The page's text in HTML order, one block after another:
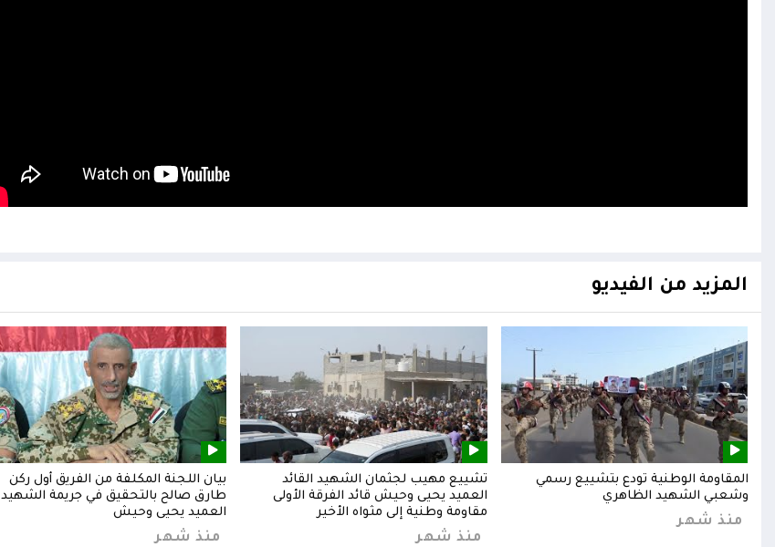
المزيد من الفيديو
المقاومة الوطنية تودع بتشييع رسمي
وشعبي الشهيد الظاهري
منذ شهر
تشييع مهيب لجثمان الشهيد القائد
العميد يحيى وحيش قائد الفرقة الأولى
مقاومة وطنية إلى مثواه الأخير
منذ شهر
بيان اللجنة المكلفة من الفريق أول ركن
طارق صالح بالتحقيق في جريمة الشهيد
العميد يحيى وحيش
منذ شهر